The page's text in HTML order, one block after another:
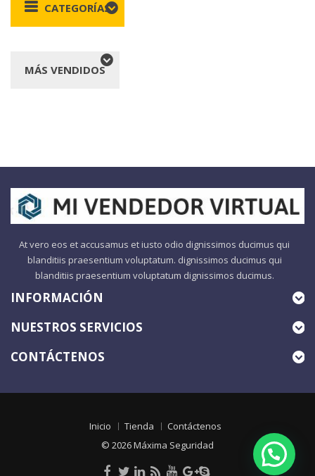
CATEGORÍAS
MÁS VENDIDOS
At vero eos et accusamus et iusto odio dignissimos ducimus qui
blanditiis praesentium voluptatum. dignissimos ducimus qui
blanditiis praesentium voluptatum dignissimos ducimus.
INFORMACIÓN
NUESTROS SERVICIOS
CONTÁCTENOS
Inicio Tienda
Contáctenos
© 2026Máxima Seguridad